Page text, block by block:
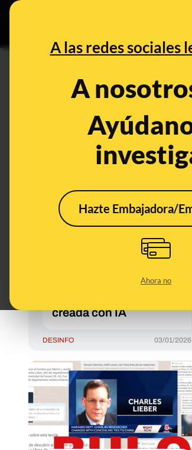
A las redes sociales
A
Hazte Embajadora/
Ahora no
Esta imagen de la
captura de Maduro por
Estados Unidos, DEA y
creada con IA
DESINFO 03/01/2026